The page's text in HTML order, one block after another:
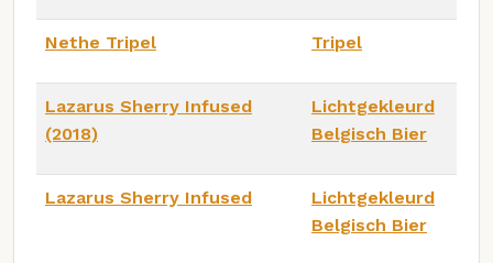
Nethe Tripel Tripel
Lazarus Sherry Infused
(2018)
Lichtgekleurd
Belgisch Bier
Lazarus Sherry Infused
Lichtgekleurd
Belgisch Bier